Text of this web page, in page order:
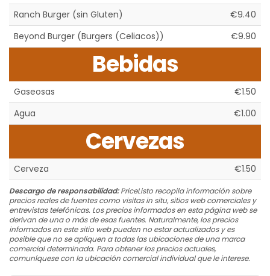
Ranch Burger (sin Gluten)
€9.40
Beyond Burger (Burgers (Celiacos))
€9.90
Bebidas
Gaseosas
€1.50
Agua
€1.00
Cervezas
Cerveza €1.50
Descargo de responsabilidad:PriceListo recopila información sobre
precios reales de fuentes como visitas in situ, sitios web comerciales y
entrevistas telefónicas. Los precios informados en esta página web se
derivan de una o más de esas fuentes. Naturalmente, los precios
informados en este sitio web pueden no estar actualizados y es
posible que no se apliquen a todas las ubicaciones de una marca
comercial determinada. Para obtener los precios actuales,
comuníquese con la ubicación comercial individual que le interese.